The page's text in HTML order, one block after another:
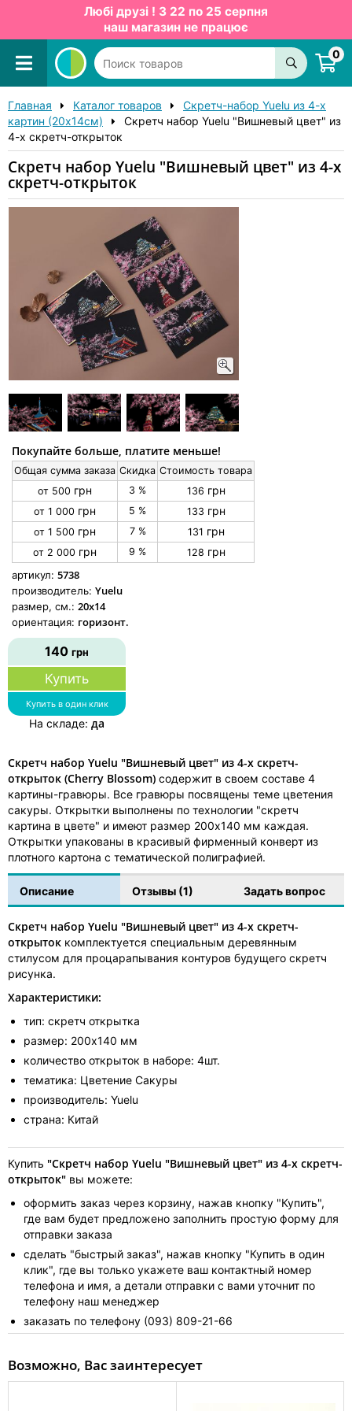
Любі друзі ! З 22 по 25 серпня
наш магазин не працює
0
Главная Каталог товаров
Скретч-набор Yuelu из 4-х
картин (20x14см)
Скретч набор Yuelu "Вишневый цвет" из
4-х скретч-открыток
Скретч набор Yuelu "Вишневый цвет" из 4-х
скретч-открыток
Покупайте больше, платите меньше!
Общая сумма заказа Скидка Стоимость товара
от 500 грн 3 % 136 грн
от 1 000 грн 5 % 133 грн
от 1 500 грн 7 % 131 грн
от 2 000 грн 9 % 128 грн
артикул: 5738
производитель: Yuelu
размер, см.: 20x14
ориентация: горизонт.
140 грн
Купить
Купить в один клик
На складе: да
Скретч набор Yuelu "Вишневый цвет" из 4-х скретч-
открыток (Cherry Blossom) содержит в своем составе 4
картины-гравюры. Все гравюры посвящены теме цветения
сакуры. Открытки выполнены по технологии "скретч
картина в цвете" и имеют размер 200х140 мм каждая.
Открытки упакованы в красивый фирменный конверт из
плотного картона с тематической полиграфией.
Описание Отзывы (1) Задать вопрос
Скретч набор Yuelu "Вишневый цвет" из 4-х скретч-
открыток комплектуется специальным деревянным
стилусом для процарапывания контуров будущего скретч
рисунка.
Характеристики:
тип: скретч открытка
размер: 200х140 мм
количество открыток в наборе: 4шт.
тематика: Цветение Сакуры
производитель: Yuelu
страна: Китай
Купить "Скретч набор Yuelu "Вишневый цвет" из 4-х скретч-
открыток" вы можете:
оформить заказ через корзину, нажав кнопку "Купить",
где вам будет предложено заполнить простую форму для
отправки заказа
сделать "быстрый заказ", нажав кнопку "Купить в один
клик", где вы только укажете ваш контактный номер
телефона и имя, а детали отправки с вами уточнит по
телефону наш менеджер
заказать по телефону (093) 809-21-66
Возможно, Вас заинтересует